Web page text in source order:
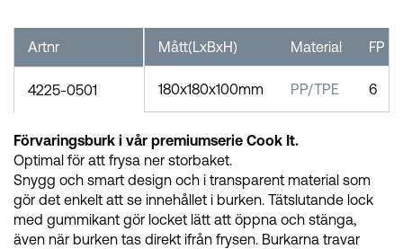
Mått(LxBxH) Material FP
180x180x100mm PP/TPE 6
Artnr
4225-0501
Förvaringsburk i vår premiumserie Cook It.
Optimal för att frysa ner storbaket.
Snygg och smart design och i transparent material som
gör det enkelt att se innehållet i burken. Tätslutande lock
med gummikant gör locket lätt att öppna och stänga,
även när burken tas direkt ifrån frysen. Burkarna travar